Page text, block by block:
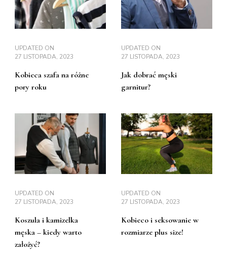
UPDATED ON
27 LISTOPADA, 2023
Kobieca szafa na różne
pory roku
UPDATED ON
27 LISTOPADA, 2023
Jak dobrać męski
garnitur?
UPDATED ON
27 LISTOPADA, 2023
Koszula i kamizelka
męska – kiedy warto
założyć?
UPDATED ON
27 LISTOPADA, 2023
Kobieco i seksowanie w
rozmiarze plus size!